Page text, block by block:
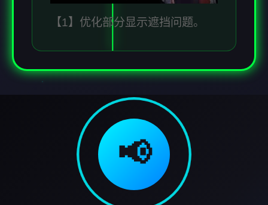
【1】优化部分显示遮挡问题。
📢